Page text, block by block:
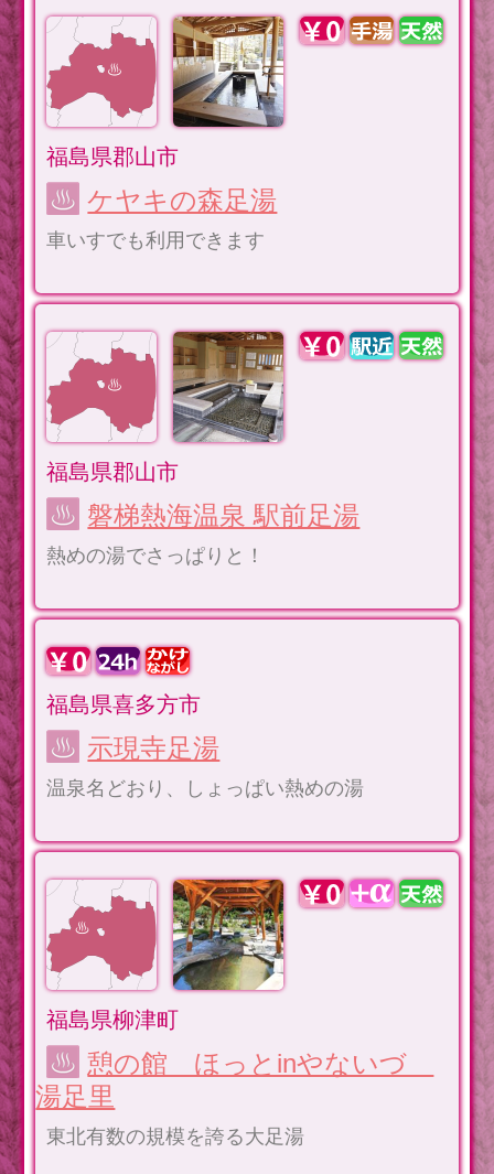
福島県郡山市
ケヤキの森足湯
車いすでも利用できます
福島県郡山市
磐梯熱海温泉 駅前足湯
熱めの湯でさっぱりと！
福島県喜多方市
示現寺足湯
温泉名どおり、しょっぱい熱めの湯
福島県柳津町
憩の館 ほっとinやないづ
湯足里
東北有数の規模を誇る大足湯